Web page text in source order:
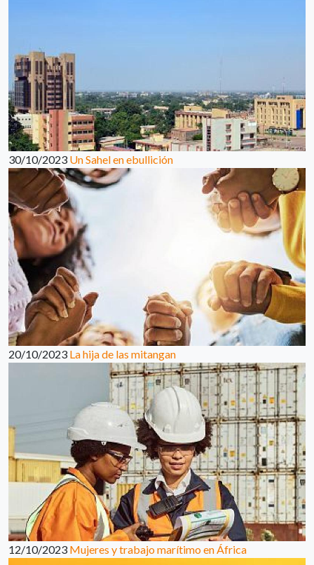
30/10/2023 Un Sahel en ebullición
20/10/2023 La hija de las mitangan
12/10/2023 Mujeres y trabajo marítimo en África